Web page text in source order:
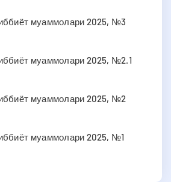
муаммолари 2025, №3
муаммолари 2025, №2.1
муаммолари 2025, №2
муаммолари 2025, №1